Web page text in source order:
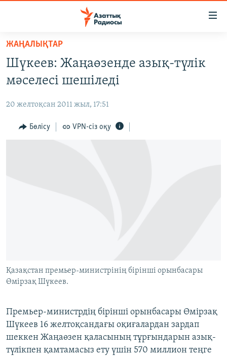
Skip
main
content
to
Navigation
Skip
САЯСАТ
ҚАҢТАР ОҚИҒАСЫ
АДАМ ҚҰҚЫҚТАРЫ
Басқа тілдерде
ЖАҢАЛЫҚТАР
Шүкеев: Жаңаөзенде азық-түлік
мәселесі шешіледі
20 желтоқсан 2011 жыл, 17:51
Бөлісу VPN-сіз оқу
Қазақстан премьер-министрінің бірінші орынбасары
Өмірзақ Шүкеев.
Премьер-министрдің бірінші орынбасары Өмірзақ
Шүкеев 16 желтоқсандағы оқиғалардан зардап
шеккен Жаңаөзен қаласының тұрғындарын азық-
түлікпен қамтамасыз ету үшін 570 миллион теңге